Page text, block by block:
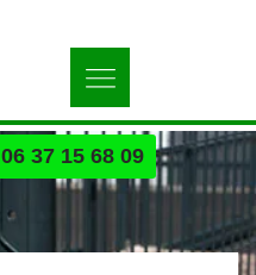
06 37 15 68 09